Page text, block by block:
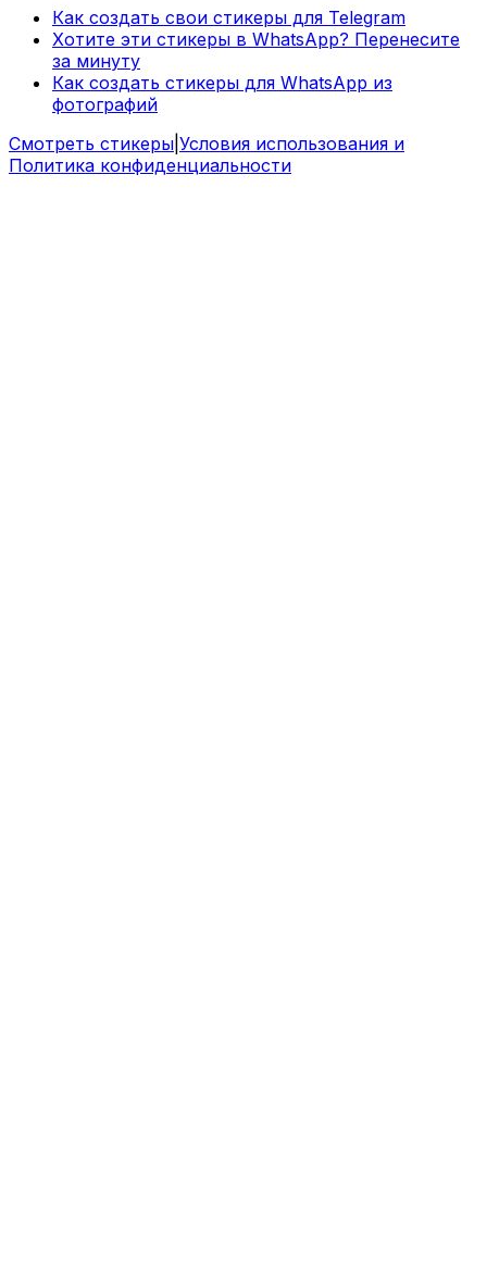
Как создать свои стикеры для Telegram
Хотите эти стикеры в WhatsApp? Перенесите
за минуту
Как создать стикеры для WhatsApp из
фотографий
Смотреть стикеры Условия использования и
Политика конфиденциальности